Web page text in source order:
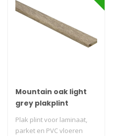
Mountain oak light
grey plakplint
Plak plint voor laminaat,
parket en PVC vloeren